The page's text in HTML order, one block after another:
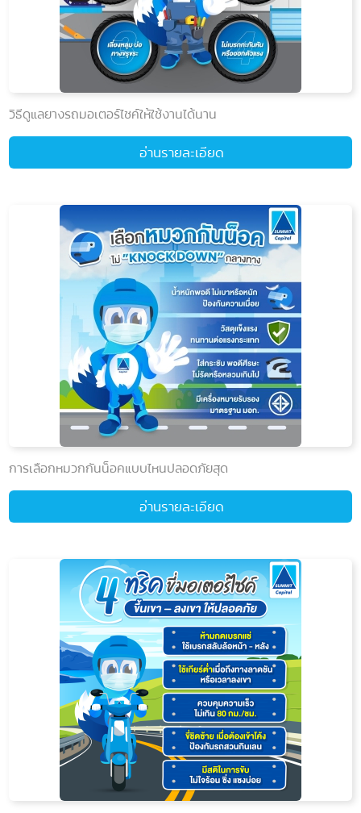
วิธีดูแลยางรถมอเตอร์ไซค์ให้ใช้งานได้นาน
อ่านรายละเอียด
การเลือกหมวกกันน็อคแบบไหนปลอดภัยสุด
อ่านรายละเอียด